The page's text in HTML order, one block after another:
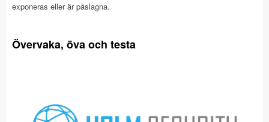
exponeras eller är påslagna.
Övervaka, öva och testa